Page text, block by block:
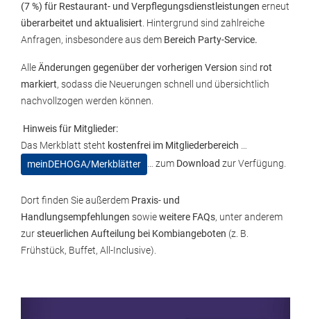
(7 %) für Restaurant- und Verpflegungsdienstleistungen erneut
überarbeitet und aktualisiert . Hintergrund sind zahlreiche
Anfragen, insbesondere aus dem Bereich Party-Service.
AlleÄnderungen gegenüber der vorherigen Version sind rot
markiert, sodass die Neuerungen schnell und übersichtlich
nachvollzogen werden können.
Hinweis für Mitglieder:
Das Merkblatt steht kostenfrei im Mitgliederbereich
meinDEHOGA/Merkblätter
… zum Download zur Verfügung.
Dort finden Sie außerdem Praxis- und
Handlungsempfehlungen sowieweitere FAQs, unter anderem
zursteuerlichen Aufteilung bei Kombiangeboten (z. B.
Frühstück, Buffet, All-Inclusive).